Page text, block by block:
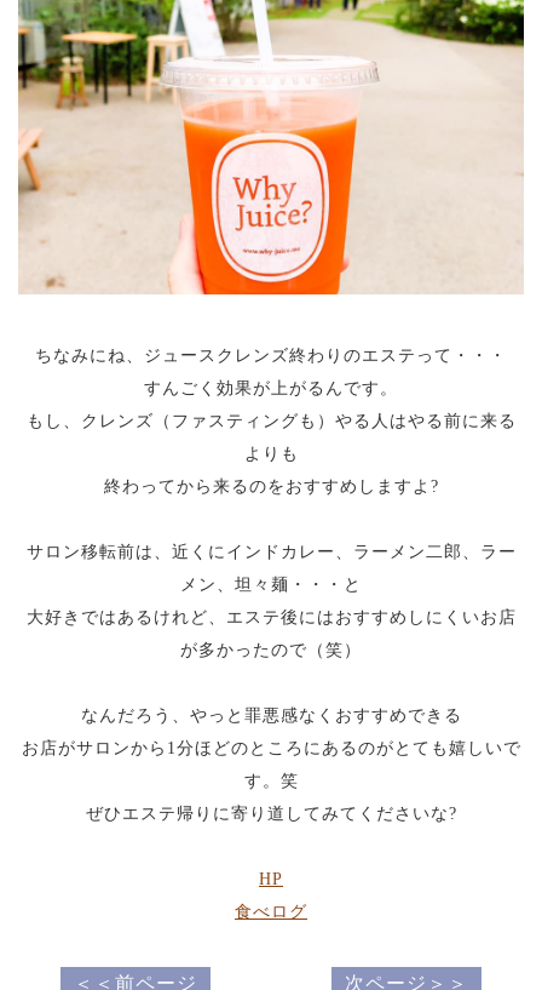
ちなみにね、ジュースクレンズ終わりのエステって・・・
すんごく効果が上がるんです。
もし、クレンズ（ファスティングも）やる人はやる前に来る
よりも
終わってから来るのをおすすめしますよ?
サロン移転前は、近くにインドカレー、ラーメン二郎、ラー
メン、坦々麺・・・と
大好きではあるけれど、エステ後にはおすすめしにくいお店
が多かったので（笑）
なんだろう、やっと罪悪感なくおすすめできる
お店がサロンから1分ほどのところにあるのがとても嬉しいで
す。笑
ぜひエステ帰りに寄り道してみてくださいな?
HP
食べログ
＜＜前ページ 次ページ＞＞